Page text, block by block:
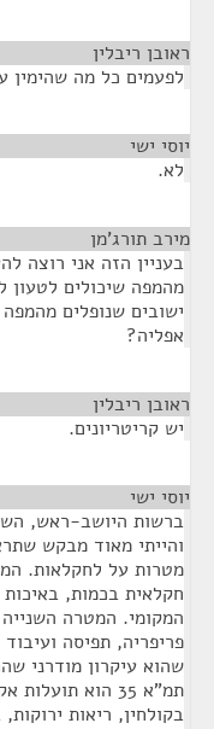
ראובן ריבלין
לפעמים כל מה שהימין
יוסי ישי
לא.
מירב תורג'מן
בעניין הזה אני רוצה
מהמפה שיכולים לטעון
ישובים שנופלים
אפליה?
ראובן ריבלין
יש קריטריונים.
יוסי ישי
ברשות היושב-ראש,
והייתי מאוד מבקש
מטרות על לחקלאות.
חקלאית בכמות, באיכות
המקומי. המטרה
פריפריה, תפיסה
שהוא עיקרון מודרני
תמ"א 35 הוא
בקולחין, ריאות